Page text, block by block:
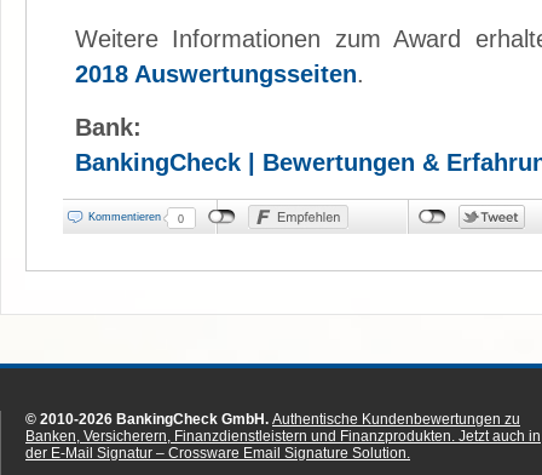
Weitere Informationen zum Award
2018 Auswertungsseiten.
Bank:
BankingCheck | Bewertungen &
Kommentieren 0
© 2010-2026 BankingCheck GmbH. Authentische Kundenbewertungen zu
Banken, Versicherern, Finanzdienstleistern und Finanzprodukten. Jetzt auch in
der E-Mail Signatur – Crossware Email Signature Solution.